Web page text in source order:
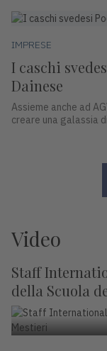
IMPRESE
I caschi
Dainese
Assieme anche ad
creare una galassia
Video
Staff
della Scuola